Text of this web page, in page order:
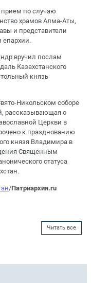
прием по случаю
храмов Алма-Аты,
и представители
епархии.
вручил послам
Казахстанского
князь
Никольском соборе
рассказывающая о
Церкви в
к празднованию
князя Владимира в
Священным
статуса
/Патриархия.ru
Читать все